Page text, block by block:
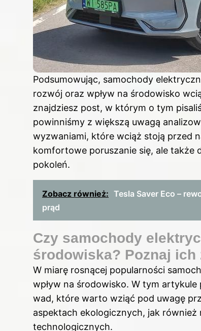
Podsumowując, samochody
rozwój oraz wpływ na środowisko
znajdziesz post, w którym o tym
powinniśmy z większą uwagą
wyzwaniami, które wciąż stoją przed
komfortowe poruszanie się, ale także
pokoleń.
Zobacz również: Tesla Saver Eco –
prąd
Czy samochody
środowiska? Poznaj ich
W miarę rosnącej popularności
wpływ na środowisko. W tym
wad, które warto wziąć pod uwagę
aspektach ekologicznych, jak
technologicznych.